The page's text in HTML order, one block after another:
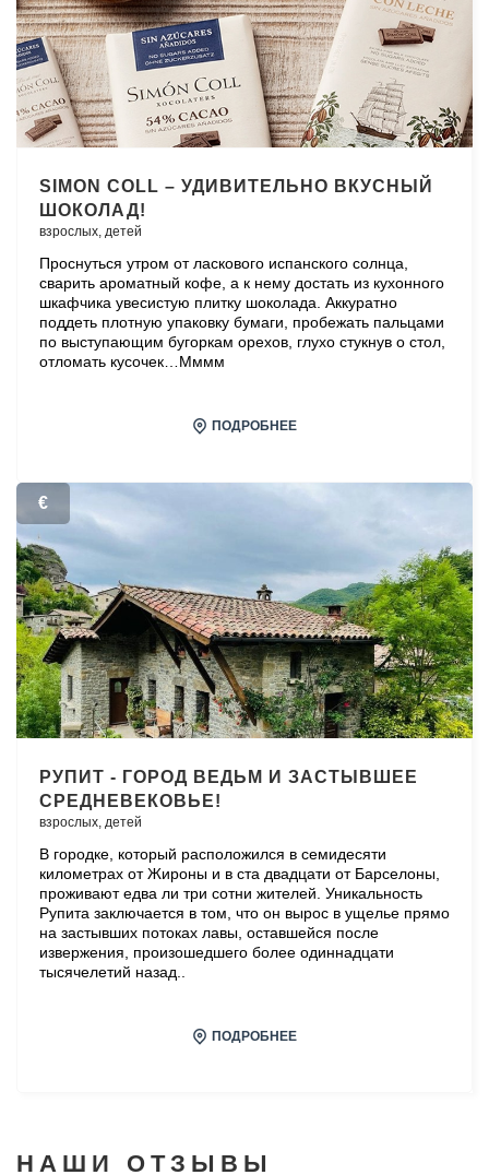
SIMON COLL – УДИВИТЕЛЬНО ВКУСНЫЙ
ШОКОЛАД!
взрослых, детей
Проснуться утром от ласкового испанского солнца,
сварить ароматный кофе, а к нему достать из кухонного
шкафчика увесистую плитку шоколада. Аккуратно
поддеть плотную упаковку бумаги, пробежать пальцами
по выступающим бугоркам орехов, глухо стукнув о стол,
отломать кусочек…Мммм
ПОДРОБНЕЕ
€
РУПИТ - ГОРОД ВЕДЬМ И ЗАСТЫВШЕЕ
СРЕДНЕВЕКОВЬЕ!
взрослых, детей
В городке, который расположился в семидесяти
километрах от Жироны и в ста двадцати от Барселоны,
проживают едва ли три сотни жителей. Уникальность
Рупита заключается в том, что он вырос в ущелье прямо
на застывших потоках лавы, оставшейся после
извержения, произошедшего более одиннадцати
тысячелетий назад..
ПОДРОБНЕЕ
НАШИ ОТЗЫВЫ